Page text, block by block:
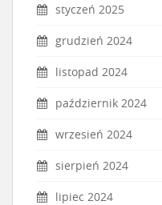
styczeń 2025
grudzień 2024
listopad 2024
październik 2024
wrzesień 2024
sierpień 2024
lipiec 2024